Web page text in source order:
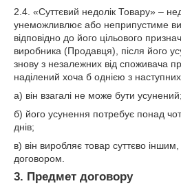
2.4. «Суттєвий недолік Товару» –
унеможливлює або неприпустиме
відповідно до його цільового
виробника (Продавця), після його
знову з незалежних від споживача
наділений хоча б однією з
а) він взагалі не може бути усунений;
б) його усунення потребує понад
днів;
в) він виробляє товар суттєво
договором.
3. Предмет договору